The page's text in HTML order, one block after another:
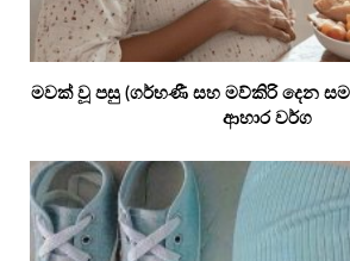
මවක් වූ පසු (ගර්භණී සහ මව්කිරි දෙන
ආහාර වර්ග